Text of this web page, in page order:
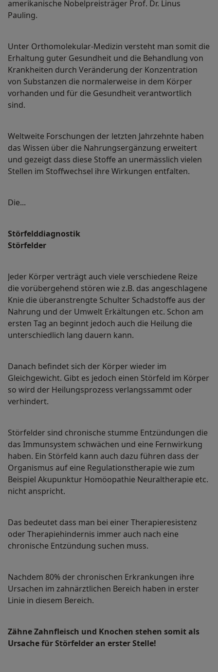
amerikanische Nobelpreisträger Prof. Dr. Linus
Pauling.
Unter Orthomolekular-Medizin versteht man somit die
Erhaltung guter Gesundheit und die Behandlung von
Krankheiten durch Veränderung der Konzentration
von Substanzen die normalerweise in dem Körper
vorhanden und für die Gesundheit verantwortlich
sind.
Weltweite Forschungen der letzten Jahrzehnte haben
das Wissen über die Nahrungsergänzung erweitert
und gezeigt dass diese Stoffe an unermässlich vielen
Stellen im Stoffwechsel ihre Wirkungen entfalten.
Die...
Störfelddiagnostik
Störfelder
Jeder Körper verträgt auch viele verschiedene Reize
die vorübergehend stören wie z.B. das angeschlagene
Knie die überanstrengte Schulter Schadstoffe aus der
Nahrung und der Umwelt Erkältungen etc. Schon am
ersten Tag an beginnt jedoch auch die Heilung die
unterschiedlich lang dauern kann.
Danach befindet sich der Körper wieder im
Gleichgewicht. Gibt es jedoch einen Störfeld im Körper
so wird der Heilungsprozess verlangssammt oder
verhindert.
Störfelder sind chronische stumme Entzündungen die
das Immunsystem schwächen und eine Fernwirkung
haben. Ein Störfeld kann auch dazu führen dass der
Organismus auf eine Regulationstherapie wie zum
Beispiel Akupunktur Homöopathie Neuraltherapie etc.
nicht anspricht.
Das bedeutet dass man bei einer Therapieresistenz
oder Therapiehindernis immer auch nach eine
chronische Entzündung suchen muss.
Nachdem 80% der chronischen Erkrankungen ihre
Ursachen im zahnärztlichen Bereich haben in erster
Linie in diesem Bereich.
Zähne Zahnfleisch und Knochen stehen somit als
Ursache für Störfelder an erster Stelle!